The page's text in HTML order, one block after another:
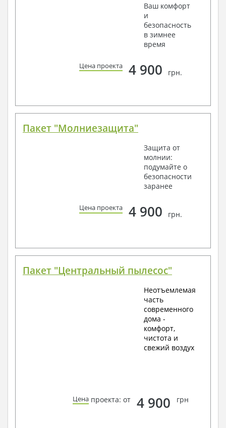
Ваш комфорт
и
безопасность
в зимнее
время
Цена проекта 4 900 грн.
Пакет "Молниезащита"
Защита от
молнии:
подумайте о
безопасности
заранее
Цена проекта 4 900 грн.
Пакет "Центральный пылесос"
Неотъемлемая
часть
современного
дома -
комфорт,
чистота и
свежий воздух
Цена проекта: от 4 900 грн